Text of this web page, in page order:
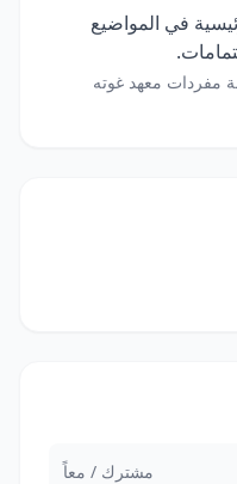
في المواضيع
مفردات معهد غوته
مشترك / معاً